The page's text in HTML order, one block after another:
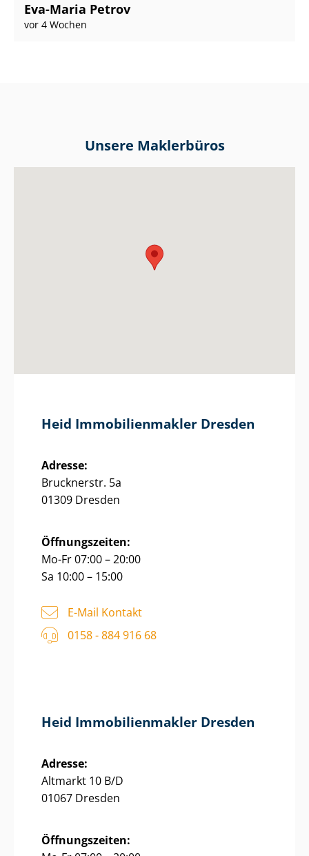
Eva-Maria Petrov
vor 4 Wochen
Unsere Maklerbüros
Heid Im­mo­bi­li­en­mak­ler Dresden
Adresse:
Brucknerstr. 5a
01309 Dresden
Öffnungszeiten:
Mo-Fr 07:00 – 20:00
Sa 10:00 – 15:00
E-Mail Kontakt
0158 - 884 916 68
Heid Im­mo­bi­li­en­mak­ler Dresden
Adresse:
Altmarkt 10 B/D
01067 Dresden
Öffnungszeiten: